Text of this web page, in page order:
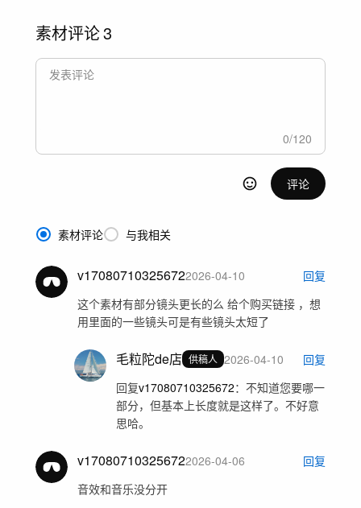
素材评论3
0/120
评论
素材评论 与我相关
v170807103256722026-04-10
回复
这个素材有部分镜头更长的么 给个购买链接 ，想
用里面的一些镜头可是有些镜头太短了
毛粒陀de店 供稿人 2026-04-10
回复
回复v17080710325672： 不知道您要哪一
部分，但基本上长度就是这样了。不好意
思哈。
v170807103256722026-04-06
回复
音效和音乐没分开